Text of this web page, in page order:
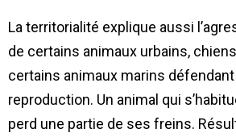
La territorialité explique aussi
de certains animaux urbains,
certains animaux marins
reproduction. Un animal qui
perd une partie de ses freins.